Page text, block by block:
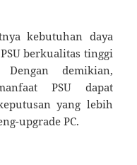
kebutuhan daya
berkualitas tinggi
demikian,
PSU dapat
yang lebih
upgrade PC.